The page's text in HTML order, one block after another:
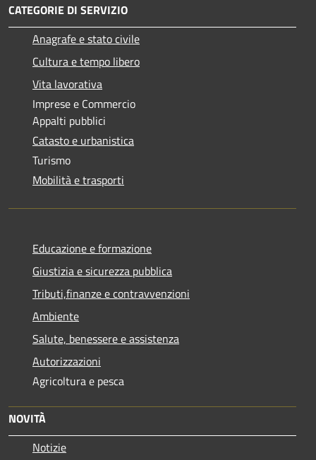
CATEGORIE DI SERVIZIO
Anagrafe e stato civile
Cultura e tempo libero
Vita lavorativa
Imprese e Commercio
Appalti pubblici
Catasto e urbanistica
Turismo
Mobilità e trasporti
Educazione e formazione
Giustizia e sicurezza pubblica
Tributi,finanze e contravvenzioni
Ambiente
Salute, benessere e assistenza
Autorizzazioni
Agricoltura e pesca
NOVITÀ
Notizie